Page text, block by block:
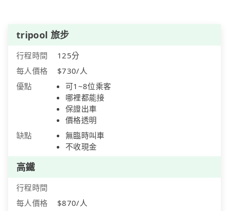
tripool 旅步
行程時間
125分
每人價格
$730/人
優點
可1~8位乘客
哪裡都能接
保證出車
價格透明
缺點
無臨時叫車
不收現金
高鐵
行程時間
每人價格
$870/人